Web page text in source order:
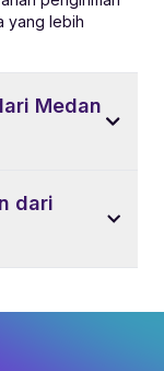
yang lebih
Medan
dari